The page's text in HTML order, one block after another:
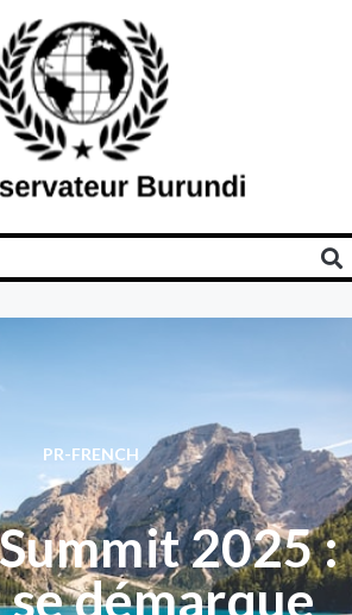
PR-FRENCH
2025 :
démarque